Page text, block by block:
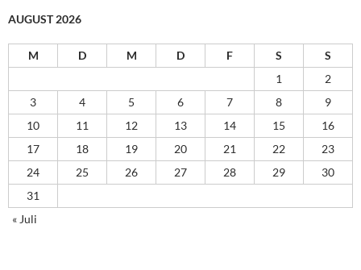
AUGUST 2026
M D M D F S
S
1
2
3
4 5 6 7 8
9
10
11 12 13 14 15
16
17
18 19 20 21 22
23
24
25 26 27 28 29
30
31
« Juli